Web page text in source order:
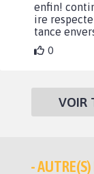
enfin!
ire
tance
0
VOIR
-